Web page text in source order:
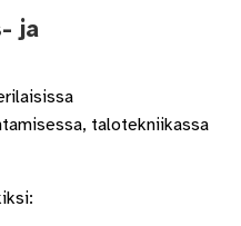
ja
talotekniikassa